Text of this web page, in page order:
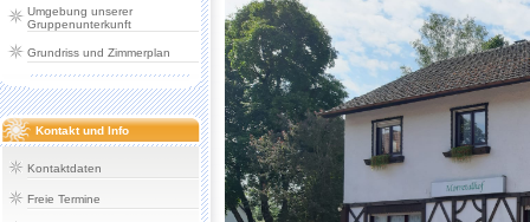
Umgebung unserer
Gruppenunterkunft
Grundriss und Zimmerplan
Kontakt und Info
Kontaktdaten
Freie Termine